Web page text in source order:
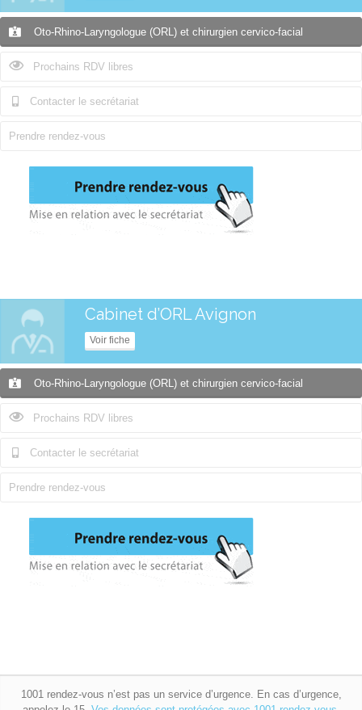
Oto-Rhino-Laryngologue (ORL) et chirurgien cervico-facial
Prochains RDV libres
Contacter le secrétariat
Prendre rendez-vous
Cabinet d’ORL Avignon
Voir fiche
Oto-Rhino-Laryngologue (ORL) et chirurgien cervico-facial
Prochains RDV libres
Contacter le secrétariat
Prendre rendez-vous
1001 rendez-vous n’est pas un service d’urgence. En cas d’urgence,